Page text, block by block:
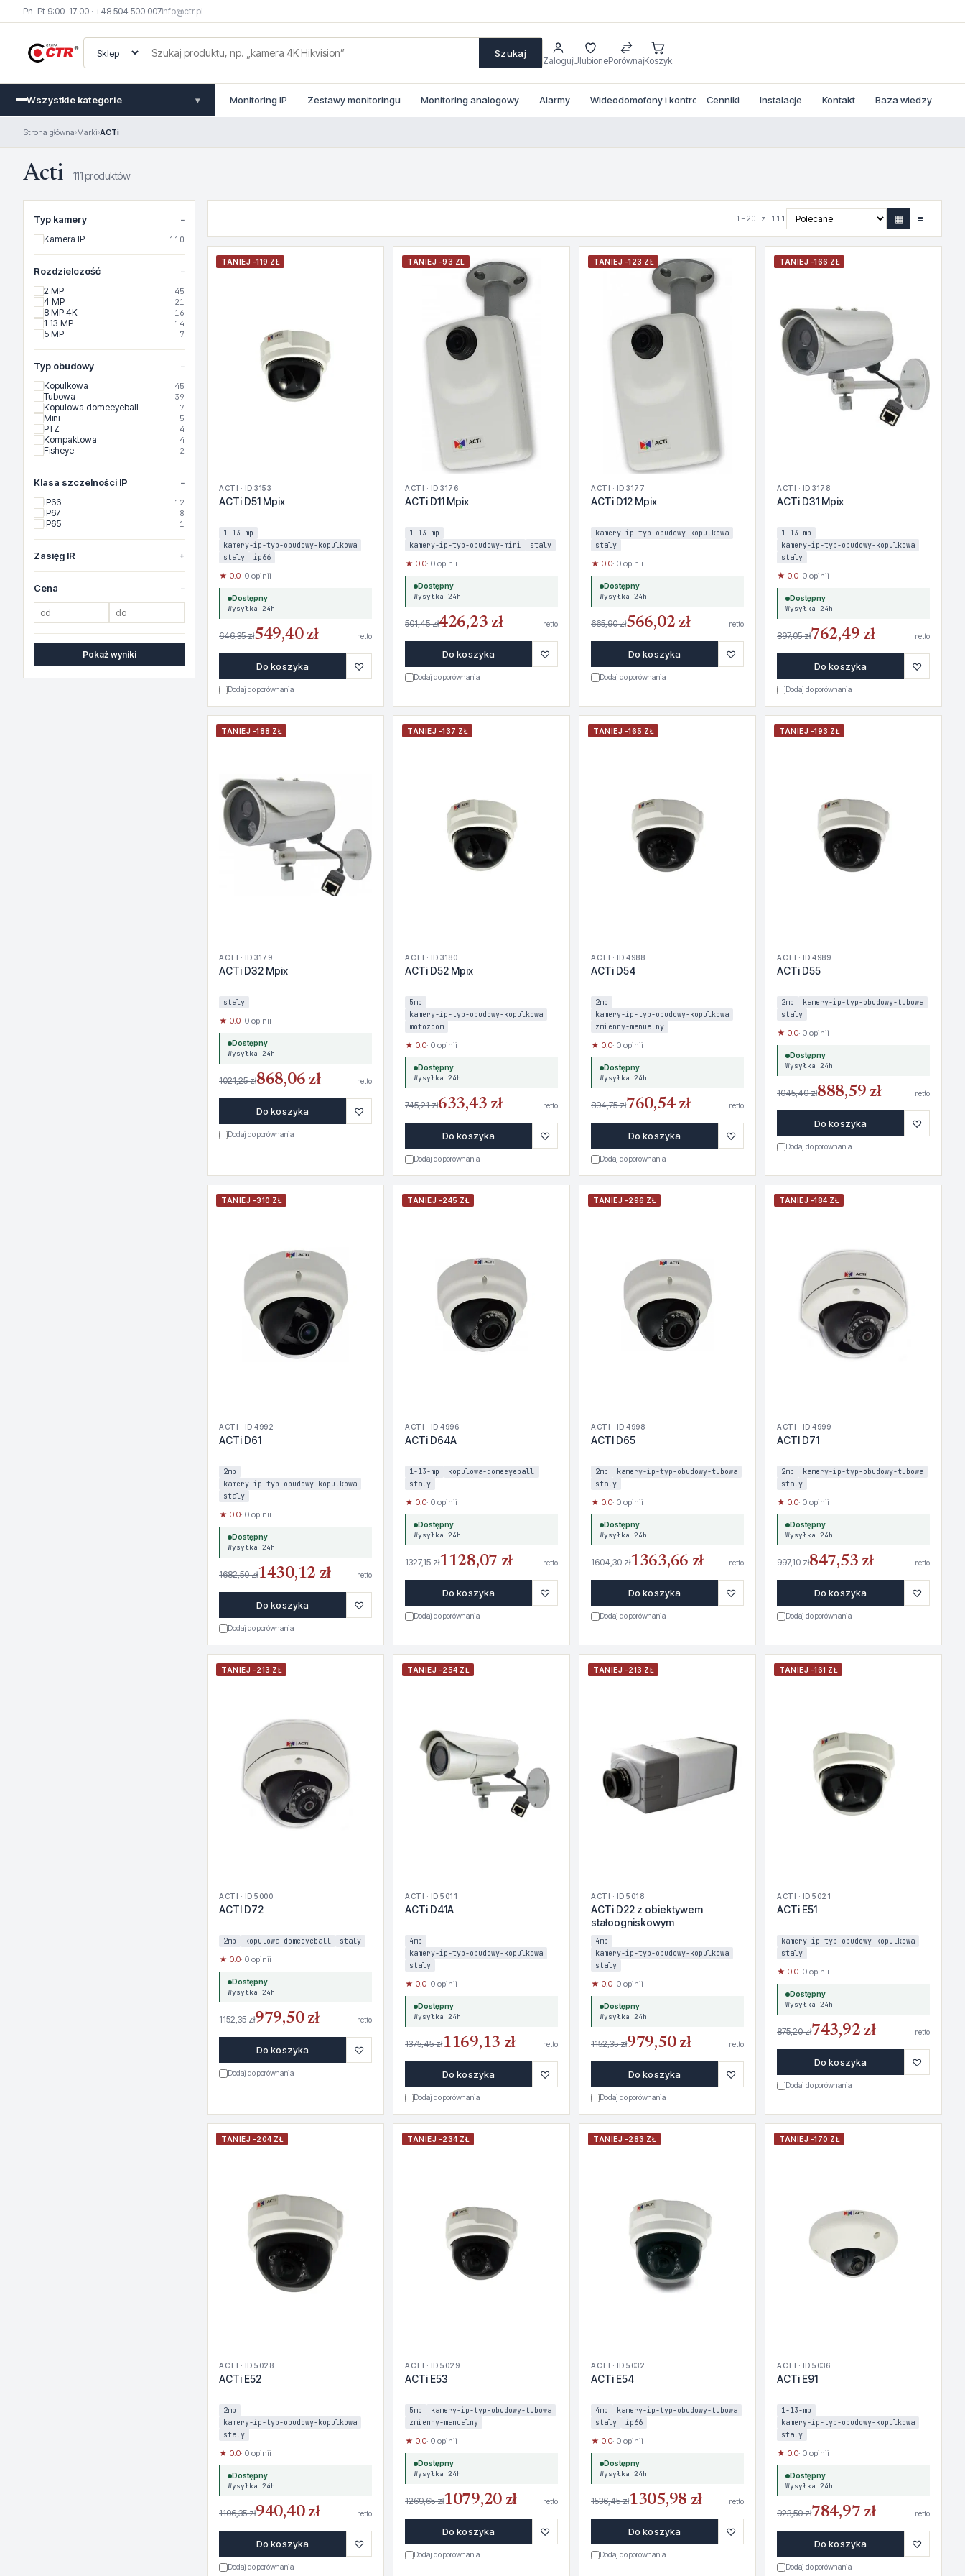
Pn–Pt 9:00–17:00 · +48 504 500 007info@ctr.pl
Szukaj
ZalogujUlubionePorównajKoszyk
Wszystkie kategorie ▾ Monitoring IP Zestawy monitoringu Monitoring analogowy Alarmy Wideodomofony i kontrola dostepu
Cenniki Instalacje Kontakt Baza wiedzy
Strona główna›Marki›ACTi
Acti 111 produktów
Typ kamery
Kamera IP 110
Rozdzielczość
2 MP 45
4 MP 21
8 MP 4K 16
1 13 MP 14
5 MP 7
Typ obudowy
Kopulkowa 45
Tubowa 39
Kopulowa domeeyeball 7
Mini 5
PTZ 4
Kompaktowa 4
Fisheye 2
Klasa szczelności IP
IP66 12
IP67 8
IP65 1
Zasięg IR
Cena
Pokaż wyniki
1–20 z 111 ▦ ≡
TANIEJ -119 ZŁ
ACTI · ID 3153
ACTi D51 Mpix
1-13-mp
kamery-ip-typ-obudowy-kopulkowa
staly
ip66
★ 0.0· 0 opinii
Dostępny
Wysyłka 24h
646,35 zł549,40 zł netto
Do koszyka ♡
Dodaj do porównania
TANIEJ -93 ZŁ
ACTI · ID 3176
ACTi D11 Mpix
1-13-mp
kamery-ip-typ-obudowy-mini
staly
★ 0.0· 0 opinii
Dostępny
Wysyłka 24h
501,45 zł426,23 zł netto
Do koszyka ♡
Dodaj do porównania
TANIEJ -123 ZŁ
ACTI · ID 3177
ACTi D12 Mpix
kamery-ip-typ-obudowy-kopulkowa
staly
★ 0.0· 0 opinii
Dostępny
Wysyłka 24h
665,90 zł566,02 zł netto
Do koszyka ♡
Dodaj do porównania
TANIEJ -166 ZŁ
ACTI · ID 3178
ACTi D31 Mpix
1-13-mp
kamery-ip-typ-obudowy-kopulkowa
staly
★ 0.0· 0 opinii
Dostępny
Wysyłka 24h
897,05 zł762,49 zł netto
Do koszyka ♡
Dodaj do porównania
TANIEJ -188 ZŁ
ACTI · ID 3179
ACTi D32 Mpix
staly
★ 0.0· 0 opinii
Dostępny
Wysyłka 24h
1021,25 zł868,06 zł netto
Do koszyka ♡
Dodaj do porównania
TANIEJ -137 ZŁ
ACTI · ID 3180
ACTi D52 Mpix
5mp
kamery-ip-typ-obudowy-kopulkowa
motozoom
★ 0.0· 0 opinii
Dostępny
Wysyłka 24h
745,21 zł633,43 zł netto
Do koszyka ♡
Dodaj do porównania
TANIEJ -165 ZŁ
ACTI · ID 4988
ACTi D54
2mp
kamery-ip-typ-obudowy-kopulkowa
zmienny-manualny
★ 0.0· 0 opinii
Dostępny
Wysyłka 24h
894,75 zł760,54 zł netto
Do koszyka ♡
Dodaj do porównania
TANIEJ -193 ZŁ
ACTI · ID 4989
ACTi D55
2mp
kamery-ip-typ-obudowy-tubowa
staly
★ 0.0· 0 opinii
Dostępny
Wysyłka 24h
1045,40 zł888,59 zł netto
Do koszyka ♡
Dodaj do porównania
TANIEJ -310 ZŁ
ACTI · ID 4992
ACTi D61
2mp
kamery-ip-typ-obudowy-kopulkowa
staly
★ 0.0· 0 opinii
Dostępny
Wysyłka 24h
1682,50 zł1430,12 zł netto
Do koszyka ♡
Dodaj do porównania
TANIEJ -245 ZŁ
ACTI · ID 4996
ACTi D64A
1-13-mp
kopulowa-domeeyeball
staly
★ 0.0· 0 opinii
Dostępny
Wysyłka 24h
1327,15 zł1128,07 zł netto
Do koszyka ♡
Dodaj do porównania
TANIEJ -296 ZŁ
ACTI · ID 4998
ACTI D65
2mp
kamery-ip-typ-obudowy-tubowa
staly
★ 0.0· 0 opinii
Dostępny
Wysyłka 24h
1604,30 zł1363,66 zł netto
Do koszyka ♡
Dodaj do porównania
TANIEJ -184 ZŁ
ACTI · ID 4999
ACTI D71
2mp
kamery-ip-typ-obudowy-tubowa
staly
★ 0.0· 0 opinii
Dostępny
Wysyłka 24h
997,10 zł847,53 zł netto
Do koszyka ♡
Dodaj do porównania
TANIEJ -213 ZŁ
ACTI · ID 5000
ACTI D72
2mp kopulowa-domeeyeball staly
★ 0.0· 0 opinii
Dostępny
Wysyłka 24h
1152,35 zł979,50 zł netto
Do koszyka ♡
Dodaj do porównania
TANIEJ -254 ZŁ
ACTI · ID 5011
ACTi D41A
4mp
kamery-ip-typ-obudowy-kopulkowa
staly
★ 0.0· 0 opinii
Dostępny
Wysyłka 24h
1375,45 zł1169,13 zł netto
Do koszyka ♡
Dodaj do porównania
TANIEJ -213 ZŁ
ACTI · ID 5018
ACTi D22 z obiektywem
stałoogniskowym
4mp
kamery-ip-typ-obudowy-kopulkowa
staly
★ 0.0· 0 opinii
Dostępny
Wysyłka 24h
1152,35 zł979,50 zł netto
Do koszyka ♡
Dodaj do porównania
TANIEJ -161 ZŁ
ACTI · ID 5021
ACTi E51
kamery-ip-typ-obudowy-kopulkowa
staly
★ 0.0· 0 opinii
Dostępny
Wysyłka 24h
875,20 zł743,92 zł netto
Do koszyka ♡
Dodaj do porównania
TANIEJ -204 ZŁ
ACTI · ID 5028
ACTi E52
2mp
kamery-ip-typ-obudowy-kopulkowa
staly
★ 0.0· 0 opinii
Dostępny
Wysyłka 24h
1106,35 zł940,40 zł netto
Do koszyka ♡
Dodaj do porównania
TANIEJ -234 ZŁ
ACTI · ID 5029
ACTi E53
5mp
kamery-ip-typ-obudowy-tubowa
zmienny-manualny
★ 0.0· 0 opinii
Dostępny
Wysyłka 24h
1269,65 zł1079,20 zł netto
Do koszyka ♡
Dodaj do porównania
TANIEJ -283 ZŁ
ACTI · ID 5032
ACTi E54
4mp
kamery-ip-typ-obudowy-tubowa
staly
ip66
★ 0.0· 0 opinii
Dostępny
Wysyłka 24h
1536,45 zł1305,98 zł netto
Do koszyka ♡
Dodaj do porównania
TANIEJ -170 ZŁ
ACTI · ID 5036
ACTi E91
1-13-mp
kamery-ip-typ-obudowy-kopulkowa
staly
★ 0.0· 0 opinii
Dostępny
Wysyłka 24h
923,50 zł784,97 zł netto
Do koszyka ♡
Dodaj do porównania